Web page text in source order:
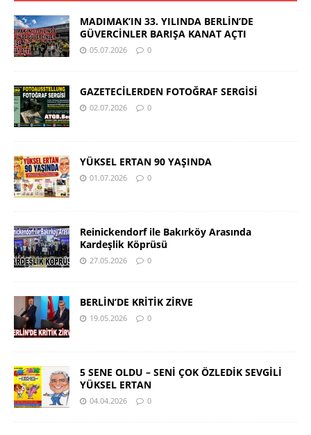
MADIMAK’IN 33. YILINDA BERLİN’DE
GÜVERCİNLER BARIŞA KANAT AÇTI
05.07.2026 0
GAZETECİLERDEN FOTOĞRAF SERGİSİ
02.07.2026 0
YÜKSEL ERTAN 90 YAŞINDA
01.07.2026 0
Reinickendorf ile Bakırköy Arasında
Kardeşlik Köprüsü
27.05.2026 0
BERLİN’DE KRİTİK ZİRVE
19.05.2026 0
5 SENE OLDU – SENİ ÇOK ÖZLEDİK SEVGİLİ
YÜKSEL ERTAN
04.04.2026 0